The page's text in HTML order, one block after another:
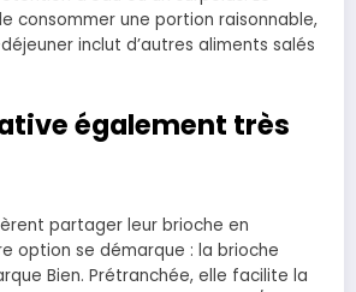
consommer une portion raisonnable,
inclut d’autres aliments salés
également très
partager leur brioche en
option se démarque : la brioche
Bien. Prétranchée, elle facilite la